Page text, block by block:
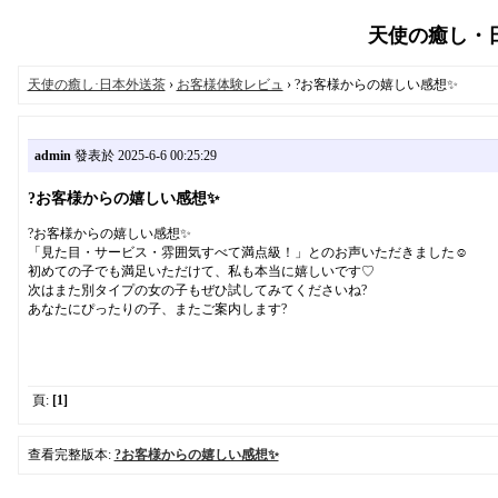
天使の癒し・
天使の癒し·日本外送茶› お客様体験レビュ › ?お客様からの嬉しい感想✨
admin發表於 2025-6-6 00:25:29
?お客様からの嬉しい感想✨
?お客様からの嬉しい感想✨
「見た目・サービス・雰囲気すべて満点級！」とのお声いただきました☺️
初めての子でも満足いただけて、私も本当に嬉しいです♡
次はまた別タイプの女の子もぜひ試してみてくださいね?
あなたにぴったりの子、またご案内します?
頁: [1]
查看完整版本: ?お客様からの嬉しい感想✨